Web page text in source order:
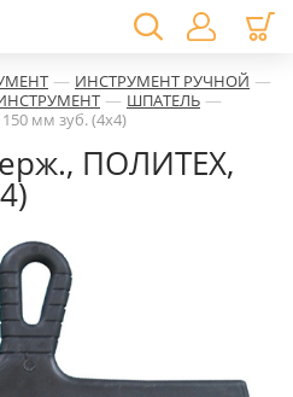
— ИНСТРУМЕНТ РУЧНОЙ —
— ШПАТЕЛЬ —
мм зуб. (4х4)
ПОЛИТЕХ,